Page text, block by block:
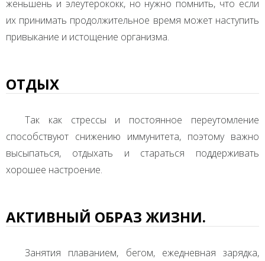
женьшень и элеутерококк, но нужно помнить, что если
их принимать продолжительное время может наступить
привыкание и истощение организма.
ОТДЫХ
Так как стрессы и постоянное переутомление
способствуют снижению иммунитета, поэтому важно
высыпаться, отдыхать и стараться поддерживать
хорошее настроение.
АКТИВНЫЙ ОБРАЗ ЖИЗНИ.
Занятия плаванием, бегом, ежедневная зарядка,